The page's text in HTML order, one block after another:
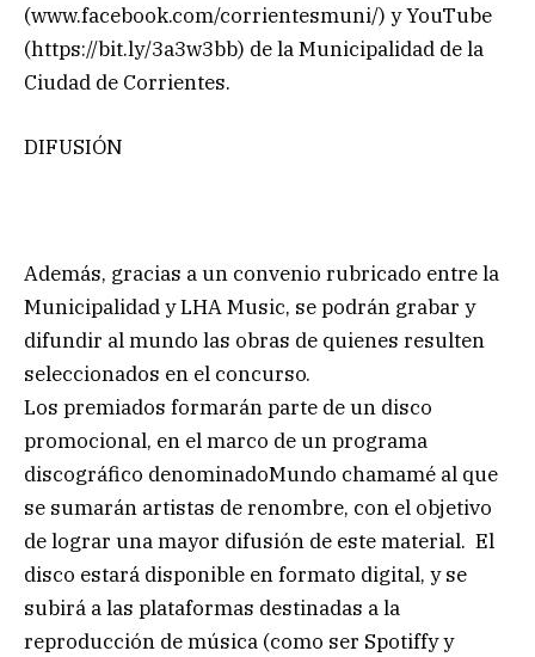
(www.facebook.com/corrientesmuni/) y YouTube
(https://bit.ly/3a3w3bb) de la Municipalidad de la
Ciudad de Corrientes.
DIFUSIÓN
Además, gracias a un convenio rubricado entre la
Municipalidad y LHA Music, se podrán grabar y
difundir al mundo las obras de quienes resulten
seleccionados en el concurso.
Los premiados formarán parte de un disco
promocional, en el marco de un programa
discográfico denominadoMundo chamamé al que
se sumarán artistas de renombre, con el objetivo
de lograr una mayor difusión de este material. El
disco estará disponible en formato digital, y se
subirá a las plataformas destinadas a la
reproducción de música (como ser Spotiffy y